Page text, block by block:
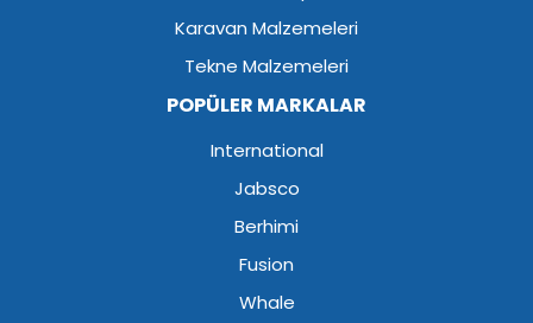
Karavan Malzemeleri
Tekne Malzemeleri
POPÜLER MARKALAR
International
Jabsco
Berhimi
Fusion
Whale